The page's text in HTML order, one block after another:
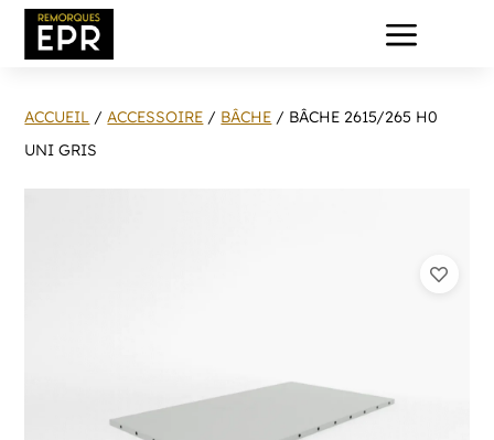
a
ACCUEIL /ACCESSOIRE / BÂCHE / BÂCHE 2615/265 H0
UNI GRIS